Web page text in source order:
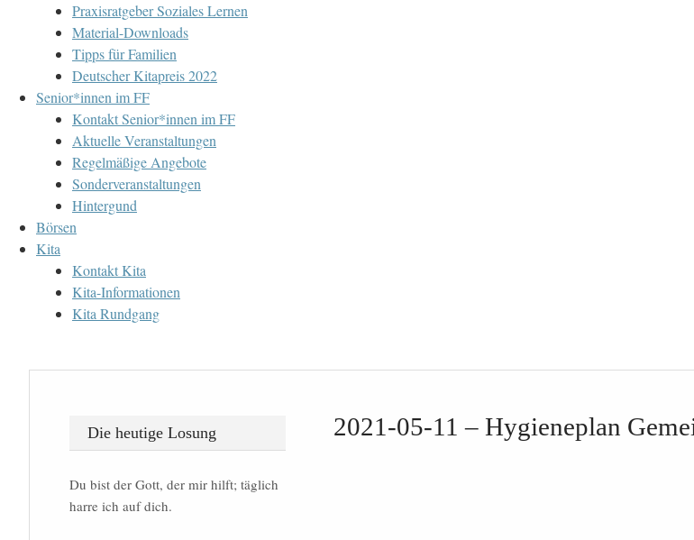
Praxisratgeber Soziales Lernen
Material-Downloads
Tipps für Familien
Deutscher Kitapreis 2022
Senior*innen im FF
Kontakt Senior*innen im FF
Aktuelle Veranstaltungen
Regelmäßige Angebote
Sonderveranstaltungen
Hintergund
Börsen
Kita
Kontakt Kita
Kita-Informationen
Kita Rundgang
2021-05-11 – Hygieneplan
Die heutige Losung
Du bist der Gott, der mir hilft; täglich
harre ich auf dich.